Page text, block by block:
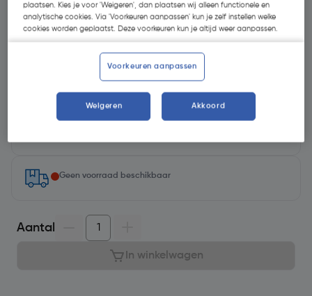
| Excl. btw € 2,83
Selecteer winkel - Bekijk voorraadniveaus en haal binnen 10
minuten op
Geen voorraad beschikbaar
Aantal
In winkelwagen
plaatsen. Kies je voor 'Weigeren', dan plaatsen wij alleen functionele en
analytische cookies. Via 'Voorkeuren aanpassen' kun je zelf instellen welke
cookies worden geplaatst. Deze voorkeuren kun je altijd weer aanpassen.
Voorkeuren aanpassen
Weigeren Akkoord